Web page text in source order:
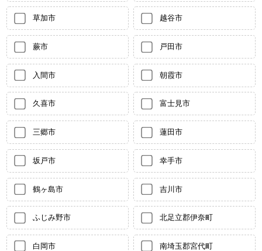
草加市 越谷市
蕨市 戸田市
入間市 朝霞市
久喜市 富士見市
三郷市 蓮田市
坂戸市 幸手市
鶴ヶ島市 吉川市
ふじみ野市 北足立郡伊奈町
白岡市 南埼玉郡宮代町